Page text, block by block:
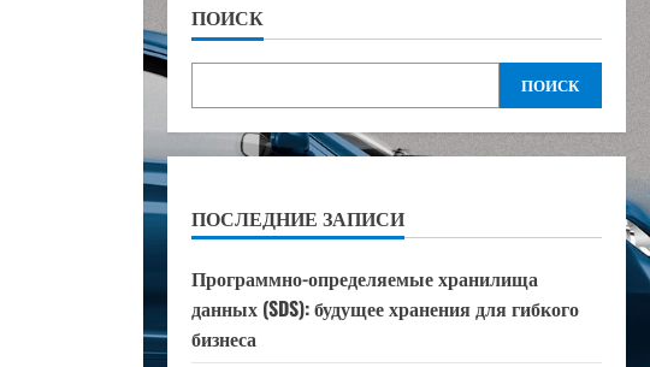
ПОИСК
ПОИСК
ПОСЛЕДНИЕ ЗАПИСИ
Программно-определяемые хранилища
данных (SDS): будущее хранения для гибкого
бизнеса